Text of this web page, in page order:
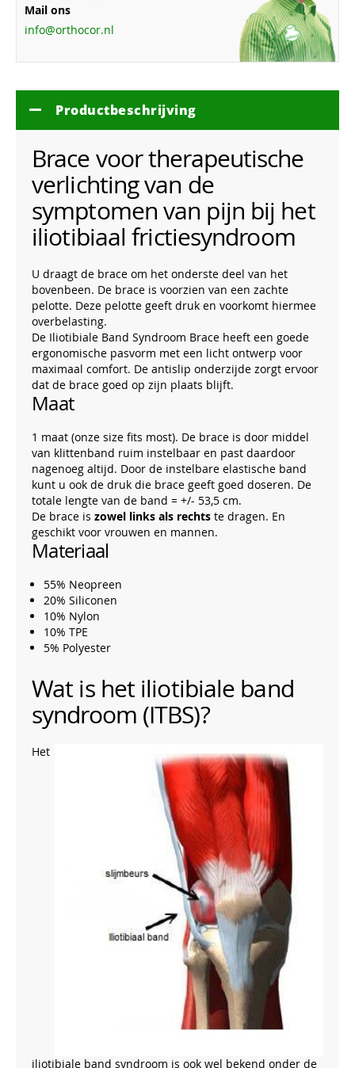
Mail ons
info@orthocor.nl
Productbeschrijving
Brace voor therapeutische
verlichting van de
symptomen van pijn bij het
iliotibiaal frictiesyndroom
U draagt de brace om het onderste deel van het
bovenbeen. De brace is voorzien van een zachte
pelotte. Deze pelotte geeft druk en voorkomt hiermee
overbelasting.
De Iliotibiale Band Syndroom Brace heeft een goede
ergonomische pasvorm met een licht ontwerp voor
maximaal comfort. De antislip onderzijde zorgt ervoor
dat de brace goed op zijn plaats blijft.
Maat
1 maat (onze size fits most). De brace is door middel
van klittenband ruim instelbaar en past daardoor
nagenoeg altijd. Door de instelbare elastische band
kunt u ook de druk die brace geeft goed doseren. De
totale lengte van de band = +/- 53,5 cm.
De brace is zowel links als rechts te dragen. En
geschikt voor vrouwen en mannen.
Materiaal
55% Neopreen
20% Siliconen
10% Nylon
10% TPE
5% Polyester
Wat is het iliotibiale band
syndroom (ITBS)?
Het
iliotibiale band syndroom is ook wel bekend onder de